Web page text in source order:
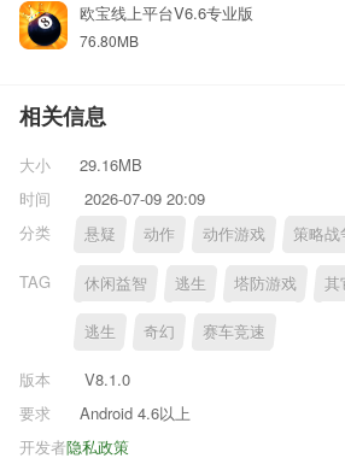
欧宝线上平台V6.6专业版
76.80MB
相关信息
大小
29.16MB
时间
2026-07-09 20:09
分类
悬疑 动作 动作游戏 策略战
TAG 休闲益智 逃生 塔防游戏 其
逃生 奇幻 赛车竞速
版本
V8.1.0
要求
Android 4.6以上
隐私政策
开发者